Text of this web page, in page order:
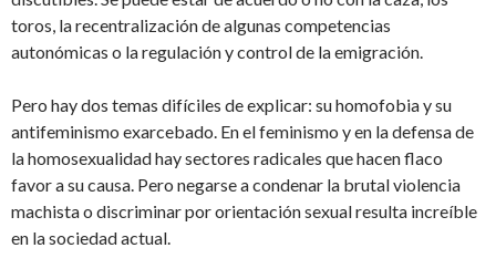
toros, la recentralización de algunas competencias
autonómicas o la regulación y control de la emigración.
Pero hay dos temas difíciles de explicar: su homofobia y su
antifeminismo exarcebado. En el feminismo y en la defensa de
la homosexualidad hay sectores radicales que hacen flaco
favor a su causa. Pero negarse a condenar la brutal violencia
machista o discriminar por orientación sexual resulta increíble
en la sociedad actual.